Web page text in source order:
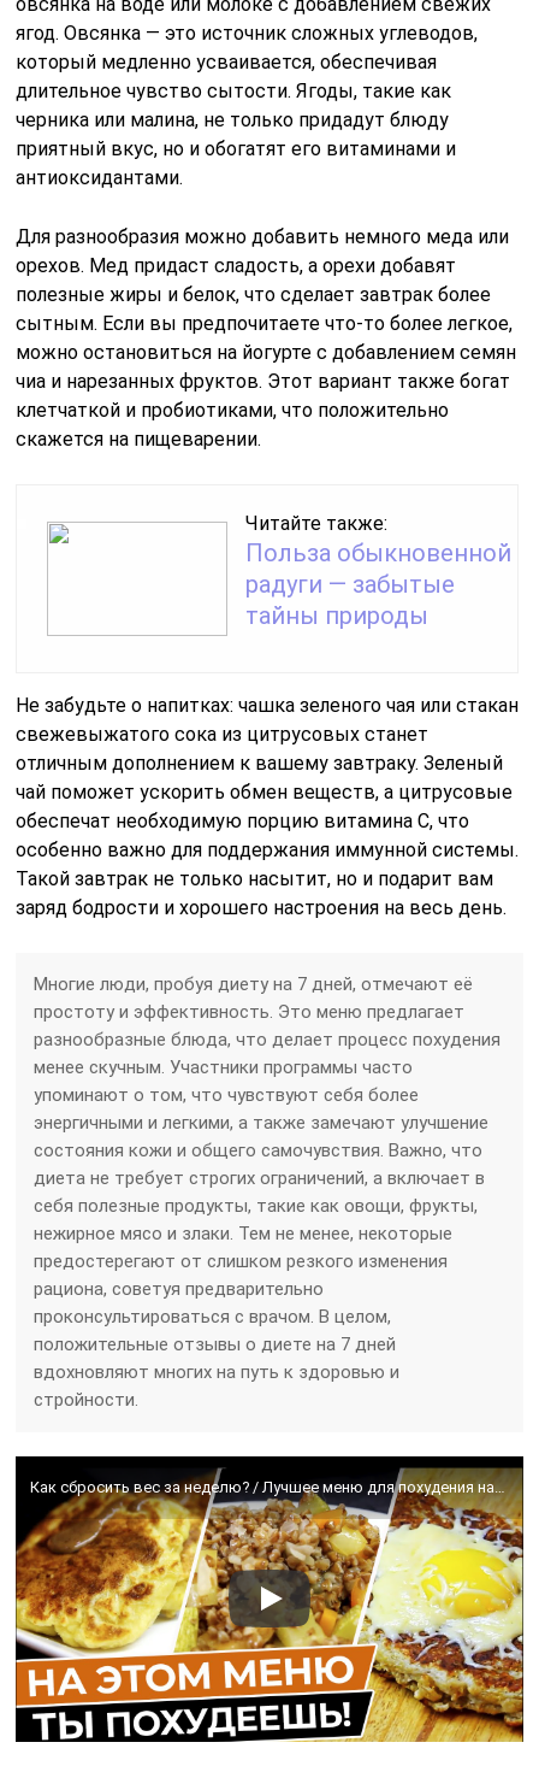
ягод. Овсянка — это источник сложных углеводов,
который медленно усваивается, обеспечивая
длительное чувство сытости. Ягоды, такие как
черника или малина, не только придадут блюду
приятный вкус, но и обогатят его витаминами и
антиоксидантами.
Для разнообразия можно добавить немного меда или
орехов. Мед придаст сладость, а орехи добавят
полезные жиры и белок, что сделает завтрак более
сытным. Если вы предпочитаете что-то более легкое,
можно остановиться на йогурте с добавлением семян
чиа и нарезанных фруктов. Этот вариант также богат
клетчаткой и пробиотиками, что положительно
скажется на пищеварении.
Читайте также:
Польза обыкновенной
радуги — забытые
тайны природы
Не забудьте о напитках: чашка зеленого чая или стакан
свежевыжатого сока из цитрусовых станет
отличным дополнением к вашему завтраку. Зеленый
чай поможет ускорить обмен веществ, а цитрусовые
обеспечат необходимую порцию витамина C, что
особенно важно для поддержания иммунной системы.
Такой завтрак не только насытит, но и подарит вам
заряд бодрости и хорошего настроения на весь день.
Многие люди, пробуя диету на 7 дней, отмечают её
простоту и эффективность. Это меню предлагает
разнообразные блюда, что делает процесс похудения
менее скучным. Участники программы часто
упоминают о том, что чувствуют себя более
энергичными и легкими, а также замечают улучшение
состояния кожи и общего самочувствия. Важно, что
диета не требует строгих ограничений, а включает в
себя полезные продукты, такие как овощи, фрукты,
нежирное мясо и злаки. Тем не менее, некоторые
предостерегают от слишком резкого изменения
рациона, советуя предварительно
проконсультироваться с врачом. В целом,
положительные отзывы о диете на 7 дней
вдохновляют многих на путь к здоровью и
стройности.
Как сбросить вес за неделю? / Лучшее меню для похудения на 7 дней / Худеем без вреда для здоровья